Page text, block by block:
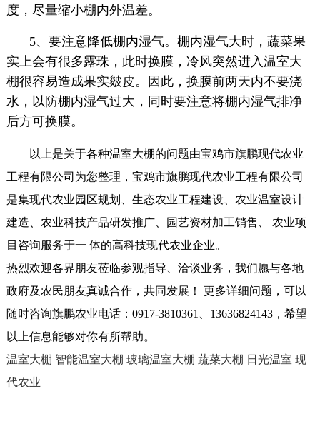
度，尽量缩小棚内外温差。
5、要注意降低棚内湿气。棚内湿气大时，蔬菜果
实上会有很多露珠，此时换膜，冷风突然进入温室大
棚很容易造成果实皴皮。因此，换膜前两天内不要浇
水，以防棚内湿气过大，同时要注意将棚内湿气排净
后方可换膜。
以上是关于各种温室大棚的问题由宝鸡市旗鹏现代农业
工程有限公司为您整理，宝鸡市旗鹏现代农业工程有限公司
是集现代农业园区规划、生态农业工程建设、农业温室设计
建造、农业科技产品研发推广、园艺资材加工销售、 农业项
目咨询服务于一 体的高科技现代农业企业。
热烈欢迎各界朋友莅临参观指导、洽谈业务，我们愿与各地
政府及农民朋友真诚合作，共同发展！ 更多详细问题，可以
随时咨询旗鹏农业电话：0917-3810361、13636824143，希望
以上信息能够对你有所帮助。
温室大棚 智能温室大棚 玻璃温室大棚 蔬菜大棚 日光温室 现
代农业